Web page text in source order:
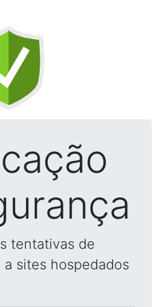
tentativas de
sites hospedados